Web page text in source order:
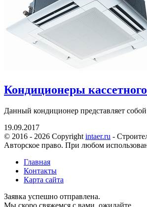
Кондиционеры
Данный кондиционер представляет
19.09.2017
© 2016 - 2026 Copyright intaer.ru -
Авторское право. При любом
Главная
Контакты
Карта сайта
Заявка успешно отправлена.
Мы скоро свяжемся с вами, ожидайте.